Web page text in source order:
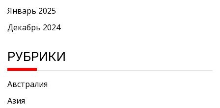
Январь 2025
Декабрь 2024
РУБРИКИ
Австралия
Азия